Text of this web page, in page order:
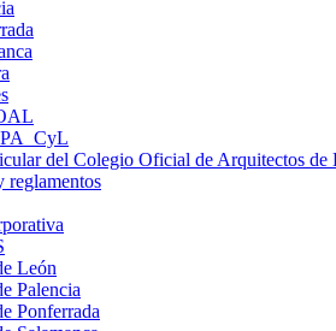
del Colegio Oficial de Arquitectos de
reglamentos
León
Palencia
Ponferrada